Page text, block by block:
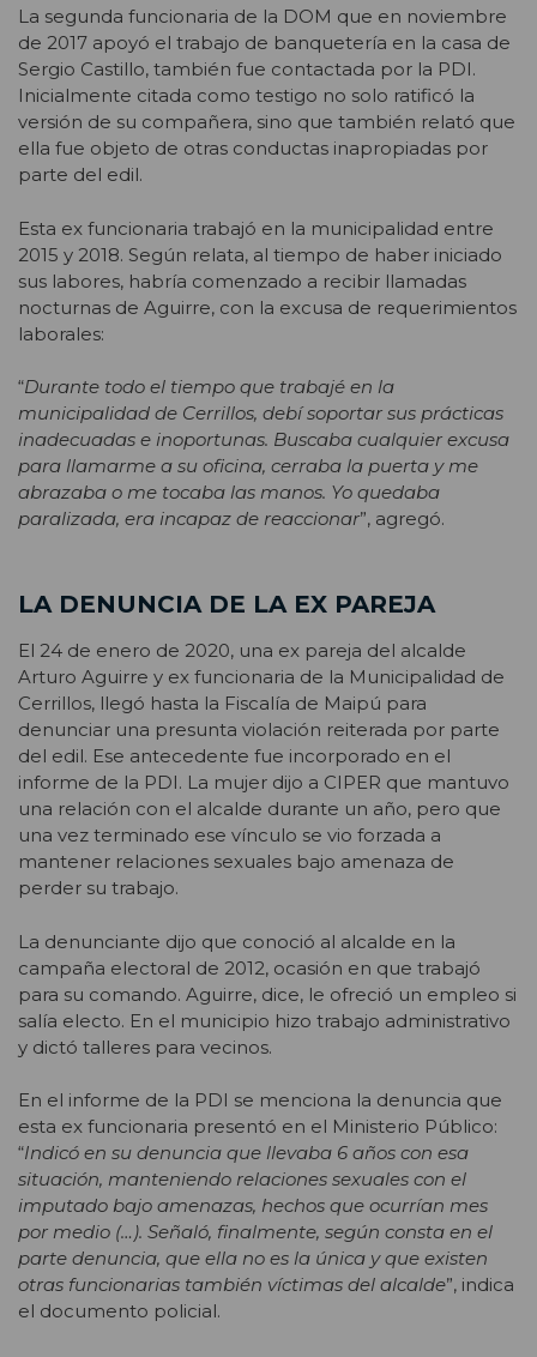
La segunda funcionaria de la DOM que en noviembre
de 2017 apoyó el trabajo de banquetería en la casa de
Sergio Castillo, también fue contactada por la PDI.
Inicialmente citada como testigo no solo ratificó la
versión de su compañera, sino que también relató que
ella fue objeto de otras conductas inapropiadas por
parte del edil.
Esta ex funcionaria trabajó en la municipalidad entre
2015 y 2018. Según relata, al tiempo de haber iniciado
sus labores, habría comenzado a recibir llamadas
nocturnas de Aguirre, con la excusa de requerimientos
laborales:
“Durante todo el tiempo que trabajé en la
municipalidad de Cerrillos, debí soportar sus prácticas
inadecuadas e inoportunas. Buscaba cualquier excusa
para llamarme a su oficina, cerraba la puerta y me
abrazaba o me tocaba las manos. Yo quedaba
paralizada, era incapaz de reaccionar”, agregó.
LA DENUNCIA DE LA EX PAREJA
El 24 de enero de 2020, una ex pareja del alcalde
Arturo Aguirre y ex funcionaria de la Municipalidad de
Cerrillos, llegó hasta la Fiscalía de Maipú para
denunciar una presunta violación reiterada por parte
del edil. Ese antecedente fue incorporado en el
informe de la PDI. La mujer dijo a CIPER que mantuvo
una relación con el alcalde durante un año, pero que
una vez terminado ese vínculo se vio forzada a
mantener relaciones sexuales bajo amenaza de
perder su trabajo.
La denunciante dijo que conoció al alcalde en la
campaña electoral de 2012, ocasión en que trabajó
para su comando. Aguirre, dice, le ofreció un empleo si
salía electo. En el municipio hizo trabajo administrativo
y dictó talleres para vecinos.
En el informe de la PDI se menciona la denuncia que
esta ex funcionaria presentó en el Ministerio Público:
“Indicó en su denuncia que llevaba 6 años con esa
situación, manteniendo relaciones sexuales con el
imputado bajo amenazas, hechos que ocurrían mes
por medio (…). Señaló, finalmente, según consta en el
parte denuncia, que ella no es la única y que existen
otras funcionarias también víctimas del alcalde”, indica
el documento policial.